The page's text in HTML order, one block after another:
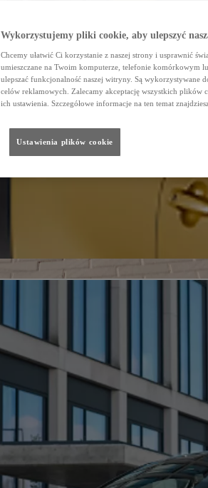
Wykorzystujemy pliki cookie, aby ulepszyć
Chcemy ułatwić Ci korzystanie z naszej strony i usprawnić
umieszczane na Twoim komputerze, telefonie komórkowym
ulepszać funkcjonalność naszej witryny. Są wykorzystywane
celów reklamowych. Zalecamy akceptację wszystkich plików
ich ustawienia. Szczegółowe informacje na ten temat
Ustawienia plików cookie